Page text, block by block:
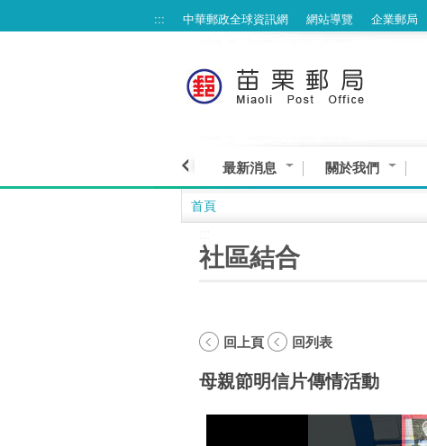
::: 中華郵政全球資訊網 網站導覽 企業郵局
最新消息 關於我們
首頁
社區結合
回上頁 回列表
母親節明信片傳情活動